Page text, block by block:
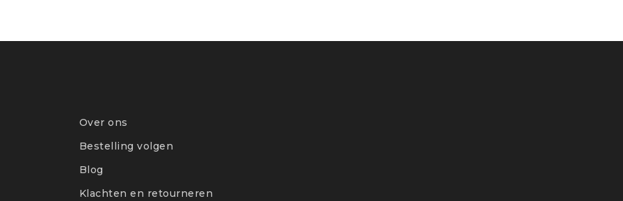
Over ons
Bestelling volgen
Blog
Klachten en retourneren